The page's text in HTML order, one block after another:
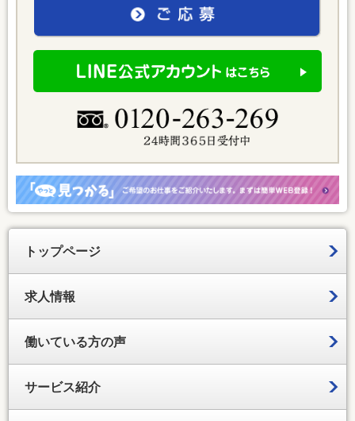
トップページ
求人情報
働いている方の声
サービス紹介